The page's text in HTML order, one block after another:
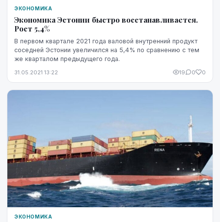
ЭКОНОМИКА
Экономика Эстонии быстро восстанавливается.
Рост 5,4%
В первом квартале 2021 года валовой внутренний продукт
соседней Эстонии увеличился на 5,4% по сравнению с тем
же кварталом предыдущего года.
31.05.2021 13:22 19 0 0
ЭКОНОМИКА